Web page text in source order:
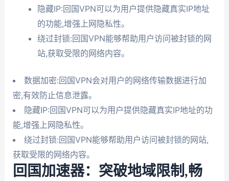
隐藏IP:回国VPN可以为用户提供隐藏真实IP地址
的功能,增强上网隐私性。
绕过封锁:回国VPN能够帮助用户访问被封锁的网
站,获取受限的网络内容。
数据加密:回国VPN会对用户的网络传输数据进行加
密,有效防止信息泄露。
隐藏IP:回国VPN可以为用户提供隐藏真实IP地址的功
能,增强上网隐私性。
绕过封锁:回国VPN能够帮助用户访问被封锁的网站,
获取受限的网络内容。
回国加速器：突破地域限制,畅